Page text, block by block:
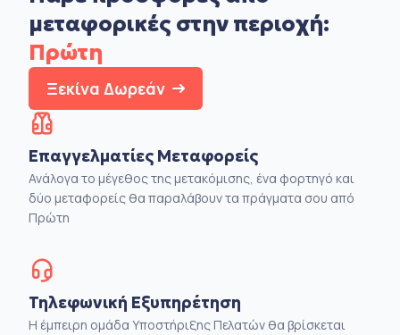
μεταφορικές στην περιοχή:
Πρώτη
Ξεκίνα Δωρεάν
Επαγγελματίες Μεταφορείς
Ανάλογα το μέγεθος της μετακόμισης, ένα φορτηγό και
δύο μεταφορείς θα παραλάβουν τα πράγματα σου από
Πρώτη
Τηλεφωνική Εξυπηρέτηση
Η έμπειρη ομάδα Υποστήριξης Πελατών θα βρίσκεται